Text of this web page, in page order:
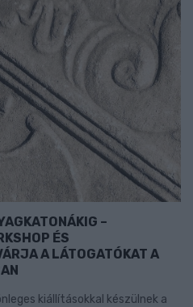
–
ÉS
A LÁTOGATÓKAT A
kiállításokkal készülnek a